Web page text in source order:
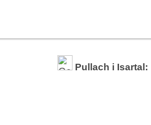
Pullach i Isartal: